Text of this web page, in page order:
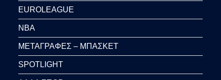
EUROLEAGUE
NBA
ΜΕΤΑΓΡΑΦΕΣ – ΜΠΑΣΚΕΤ
SPOTLIGHT